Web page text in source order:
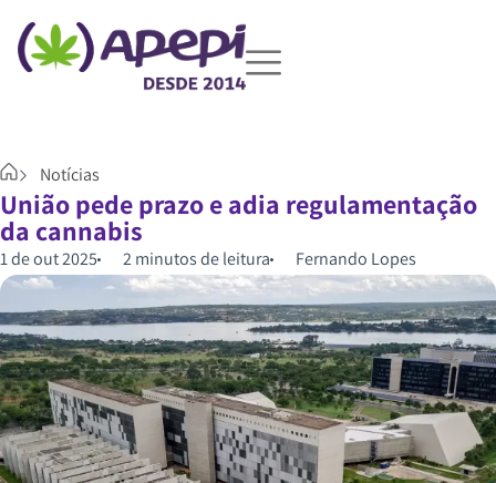
Notícias
União pede prazo e adia regulamentação
da cannabis
1 de out 2025 2 minutos de leitura Fernando Lopes